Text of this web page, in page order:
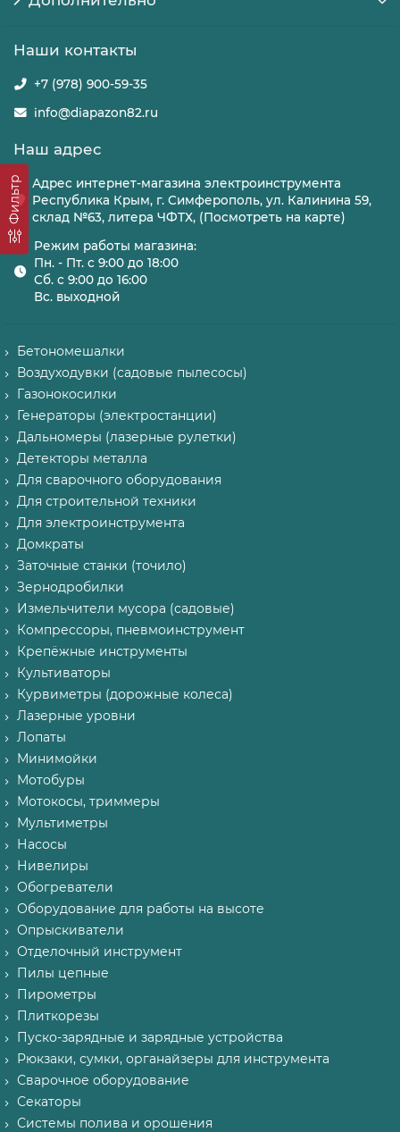
Фильтр
Наши контакты
+7 (978) 900-59-35
info@diapazon82.ru
Наш адрес
Адрес интернет-магазина электроинструмента
Республика Крым, г. Симферополь, ул. Калинина 59,
склад №63, литера ЧФТХ, (Посмотреть на карте)
Режим работы магазина:
Пн. - Пт. с 9:00 до 18:00
Сб. с 9:00 до 16:00
Вс. выходной
Бетономешалки
Воздуходувки (садовые пылесосы)
Газонокосилки
Генераторы (электростанции)
Дальномеры (лазерные рулетки)
Детекторы металла
Для сварочного оборудования
Для строительной техники
Для электроинструмента
Домкраты
Заточные станки (точило)
Зернодробилки
Измельчители мусора (садовые)
Компрессоры, пневмоинструмент
Крепёжные инструменты
Культиваторы
Курвиметры (дорожные колеса)
Лазерные уровни
Лопаты
Минимойки
Мотобуры
Мотокосы, триммеры
Мультиметры
Насосы
Нивелиры
Обогреватели
Оборудование для работы на высоте
Опрыскиватели
Отделочный инструмент
Пилы цепные
Пирометры
Плиткорезы
Пуско-зарядные и зарядные устройства
Рюкзаки, сумки, органайзеры для инструмента
Сварочное оборудование
Секаторы
Системы полива и орошения